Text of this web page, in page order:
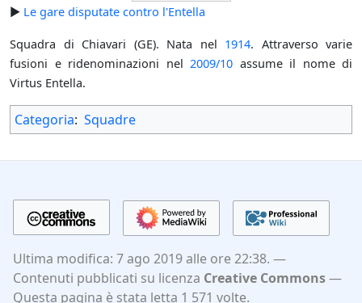
► Le gare disputate contro l'Entella
Squadra di Chiavari (GE). Nata nel 1914. Attraverso varie
fusioni e ridenominazioni nel 2009/10 assume il nome di
Virtus Entella.
Categoria: Squadre
Ultima modifica: 7 ago 2019 alle ore 22:38.
Contenuti pubblicati su licenza Creative Commons
Questa pagina è stata letta 1 571 volte.